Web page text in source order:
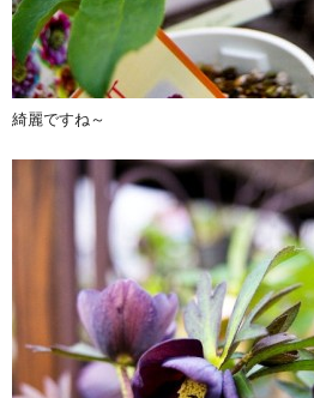
綺麗ですね～